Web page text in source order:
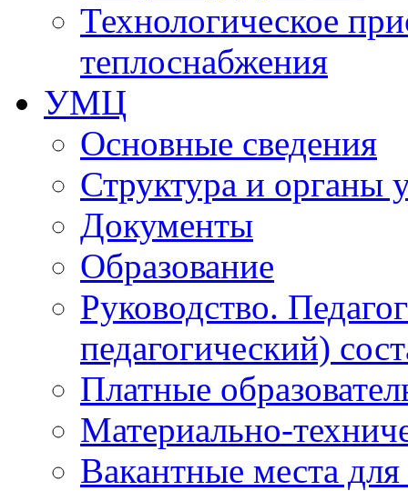
Технологическое
теплоснабжения
УМЦ
Основные сведения
Структура и органы
Документы
Образование
Руководство.
педагогический)
Платные
Материально-
Вакантные места